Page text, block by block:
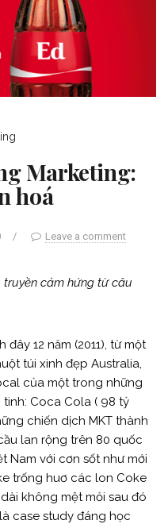
Marketing:
hoá
/ Leave a comment
cảm hứng từ câu
12 năm (2011), từ một
túi xinh đẹp Australia,
của một trong những
Coca Cola ( 98 tỷ
chiến dịch MKT thành
lan rộng trên 80 quốc
Nam với cơn sốt như mới
trống huơ các lon Coke
không mệt mỏi sau đó
case study đáng học